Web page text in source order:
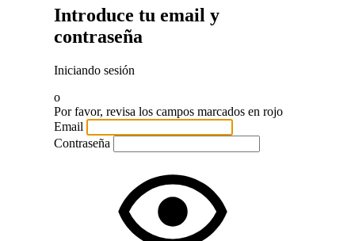
Introduce tu email y
contraseña
Iniciando sesión
o
Por favor, revisa los campos marcados en rojo
Email
Contraseña